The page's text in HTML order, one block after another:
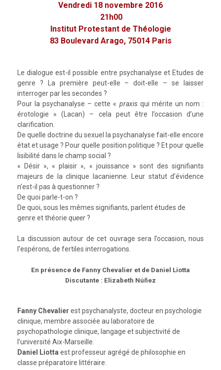
Vendredi 18 novembre 2016
21h00
Institut Protestant de Théologie
83 Boulevard Arago, 75014 Paris
Le dialogue est-il possible entre psychanalyse et Etudes de
genre ? La première peut-elle – doit-elle – se laisser
interroger par les secondes ?
Pour la psychanalyse – cette « praxis qui mérite un nom :
érotologie » (Lacan) – cela peut être l’occasion d’une
clarification.
De quelle doctrine du sexuel la psychanalyse fait-elle encore
état et usage ? Pour quelle position politique ? Et pour quelle
lisibilité dans le champ social ?
« Désir », « plaisir », « jouissance » sont des signifiants
majeurs de la clinique lacanienne. Leur statut d’évidence
n’est-il pas à questionner ?
De quoi parle-t-on ?
De quoi, sous les mêmes signifiants, parlent études de
genre et théorie queer ?
La discussion autour de cet ouvrage sera l’occasion, nous
l’espérons, de fertiles interrogations.
En présence de Fanny Chevalier et de Daniel Liotta
Discutante : Elizabeth Núñez
Fanny Chevalier est psychanalyste, docteur en psychologie
clinique, membre associée au laboratoire de
psychopathologie clinique, langage et subjectivité de
l’université Aix-Marseille.
Daniel Liotta est professeur agrégé de philosophie en
classe préparatoire littéraire.